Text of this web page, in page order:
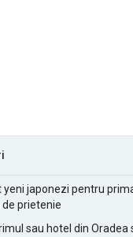
yeni japonezi pentru
prietenie
sau hotel din Oradea